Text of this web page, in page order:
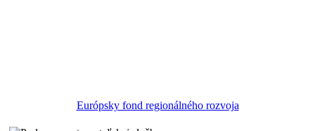
Európsky fond regionálného rozvoja